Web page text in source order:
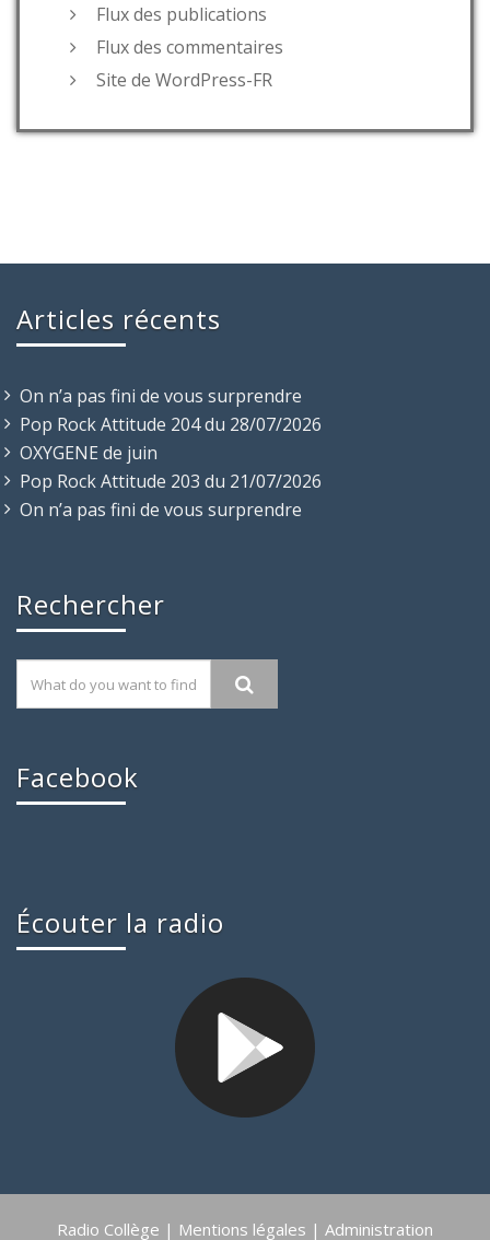
Flux des publications
Flux des commentaires
Site de WordPress-FR
Articles récents
On n’a pas fini de vous surprendre
Pop Rock Attitude 204 du 28/07/2026
OXYGENE de juin
Pop Rock Attitude 203 du 21/07/2026
On n’a pas fini de vous surprendre
Rechercher
Facebook
Écouter la radio
Radio Collège | Mentions légales | Administration